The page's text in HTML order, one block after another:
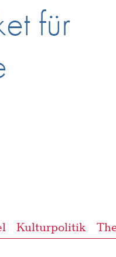
für
Kulturpolitik